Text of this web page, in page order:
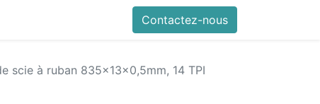
Autodiag en vidéo Mes commandes
Contactez-nous
scie à ruban 835x13x0,5mm, 14 TPI